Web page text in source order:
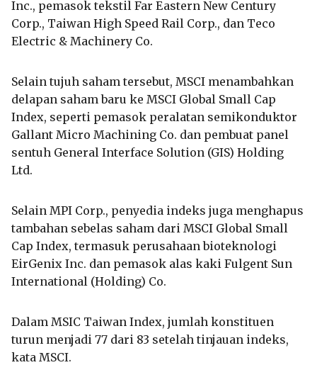
Inc., pemasok tekstil Far Eastern New Century
Corp., Taiwan High Speed Rail Corp., dan Teco
Electric & Machinery Co.
Selain tujuh saham tersebut, MSCI menambahkan
delapan saham baru ke MSCI Global Small Cap
Index, seperti pemasok peralatan semikonduktor
Gallant Micro Machining Co. dan pembuat panel
sentuh General Interface Solution (GIS) Holding
Ltd.
Selain MPI Corp., penyedia indeks juga menghapus
tambahan sebelas saham dari MSCI Global Small
Cap Index, termasuk perusahaan bioteknologi
EirGenix Inc. dan pemasok alas kaki Fulgent Sun
International (Holding) Co.
Dalam MSIC Taiwan Index, jumlah konstituen
turun menjadi 77 dari 83 setelah tinjauan indeks,
kata MSCI.